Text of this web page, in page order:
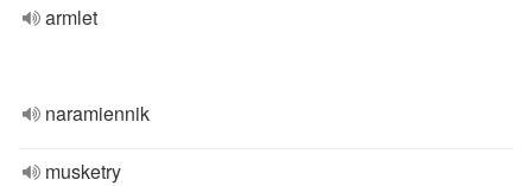
armlet
naramiennik
musketry